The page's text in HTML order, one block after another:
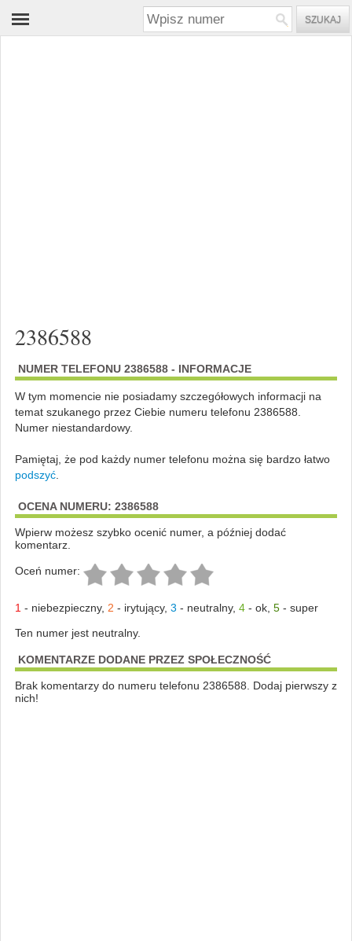
2386588
NUMER TELEFONU 2386588 - INFORMACJE
W tym momencie nie posiadamy szczegółowych informacji na
temat szukanego przez Ciebie numeru telefonu 2386588.
Numer niestandardowy.
Pamiętaj, że pod każdy numer telefonu można się bardzo łatwo
podszyć.
OCENA NUMERU: 2386588
Wpierw możesz szybko ocenić numer, a później dodać
komentarz.
Oceń numer:
1 - niebezpieczny, 2 - irytujący, 3 - neutralny, 4- ok, 5- super
Ten numer jest neutralny.
KOMENTARZE DODANE PRZEZ SPOŁECZNOŚĆ
Brak komentarzy do numeru telefonu 2386588. Dodaj pierwszy z
nich!